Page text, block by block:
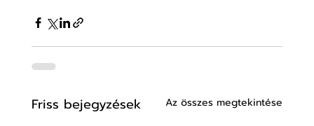
Friss bejegyzések Az összes megtekintése